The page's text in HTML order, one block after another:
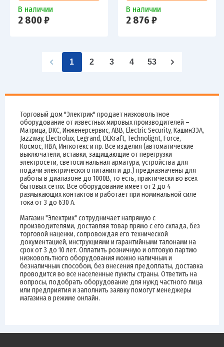
В наличии
2 800 ₽
В наличии
2 876 ₽
1 2 3 4 53
Торговый дом "Электрик" продает низковольтное
оборудование от известных мировых производителей –
Матрица, DKC, Инженерсервис, ABB, Electric Security, КашинЗЭА,
Jazzway, Electrolux, Legrand, DEKraft, Technolignt, Force,
Космос, НВА, Ингкотекс и пр. Все изделия (автоматические
выключатели, вставки, защищающие от перегрузки
электросети, светосигнальная арматура, устройства для
подачи электрического питания и др.) предназначены для
работы в диапазоне до 1000В, то есть, практически во всех
бытовых сетях. Все оборудование имеет от 2 до 4
размыкающих контактов и работает при номинальной силе
тока от 3 до 630 А.
Магазин "Электрик" сотрудничает напрямую с
производителями, доставляя товар прямо с его склада, без
торговой наценки, сопровождая его технической
документацией, инструкциями и гарантийными талонами на
срок от 3 до 10 лет. Оплатить розничную и оптовую партию
низковольтного оборудования можно наличным и
безналичным способом, без внесения предоплаты, доставка
проводится во все населенные пункты страны. Ответить на
вопросы, подобрать оборудование для нужд частного лица
или предприятия и заполнить заявку помогут менеджеры
магазина в режиме онлайн.